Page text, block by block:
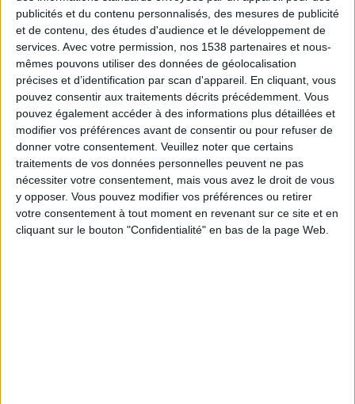
publicités et du contenu personnalisés, des mesures de publicité
et de contenu, des études d'audience et le développement de
services. Avec votre permission, nos 1538 partenaires et nous-
mêmes pouvons utiliser des données de géolocalisation
précises et d’identification par scan d'appareil. En cliquant, vous
pouvez consentir aux traitements décrits précédemment. Vous
pouvez également accéder à des informations plus détaillées et
modifier vos préférences avant de consentir ou pour refuser de
donner votre consentement. Veuillez noter que certains
traitements de vos données personnelles peuvent ne pas
nécessiter votre consentement, mais vous avez le droit de vous
y opposer. Vous pouvez modifier vos préférences ou retirer
votre consentement à tout moment en revenant sur ce site et en
cliquant sur le bouton "Confidentialité" en bas de la page Web.
18:02 Que faire quand on a craqué pour du pain
?
Combien de kilos souhaitez-vous perdre ?
Moins de
5 kilos
De 5 à 10
kilos
Plus de
10 kilos
Webinaires en direct Voir tout